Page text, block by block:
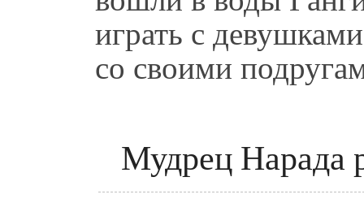
играть с
со своими
Мудрец Нарада